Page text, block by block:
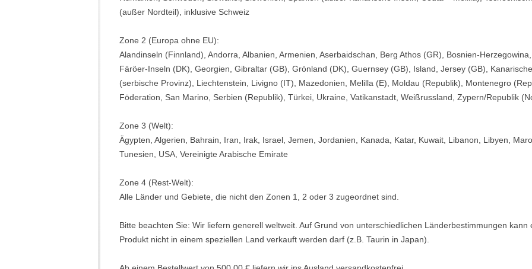
(außer Nordteil), inklusive Schweiz
Zone 2 (Europa ohne EU):
Alandinseln (Finnland), Andorra, Albanien, Armenien, Aserbaidschan, Berg Athos (GR), Bosnien-
Färöer-Inseln (DK), Georgien, Gibraltar (GB), Grönland (DK), Guernsey (GB), Island, Jersey (GB),
(serbische Provinz), Liechtenstein, Livigno (IT), Mazedonien, Melilla (E), Moldau (Republik), Montenegro
Föderation, San Marino, Serbien (Republik), Türkei, Ukraine, Vatikanstadt, Weißrussland, Zypern/Republik
Zone 3 (Welt):
Ägypten, Algerien, Bahrain, Iran, Irak, Israel, Jemen, Jordanien, Kanada, Katar, Kuwait, Libanon, Libyen,
Tunesien, USA, Vereinigte Arabische Emirate
Zone 4 (Rest-Welt):
Alle Länder und Gebiete, die nicht den Zonen 1, 2 oder 3 zugeordnet sind.
Bitte beachten Sie: Wir liefern generell weltweit. Auf Grund von unterschiedlichen Länderbestimmungen
Produkt nicht in einem speziellen Land verkauft werden darf (z.B. Taurin in Japan).